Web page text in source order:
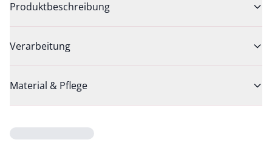
Produktbeschreibung
Verarbeitung
Material & Pflege